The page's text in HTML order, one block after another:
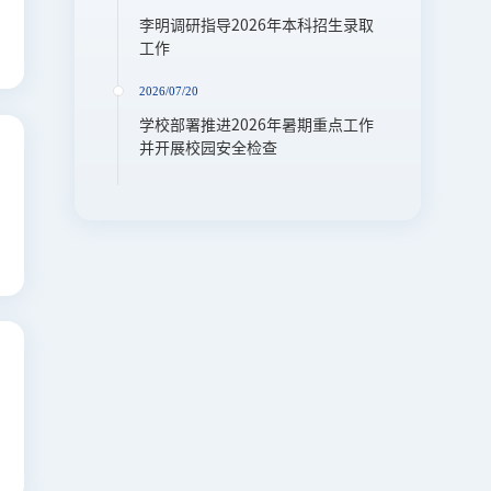
李明调研指导2026年本科招生录取
工作
2026/07/20
学校部署推进2026年暑期重点工作
并开展校园安全检查